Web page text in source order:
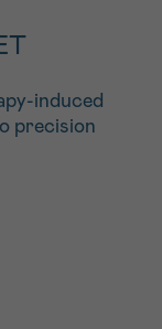
induced
precision